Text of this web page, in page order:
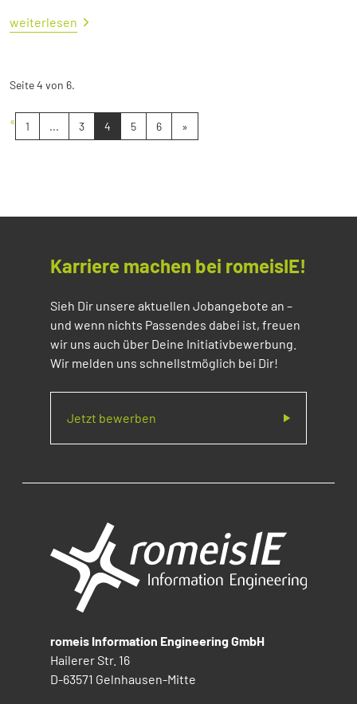
weiterlesen
Seite 4 von 6.
« 1 ... 3 4 5 6 »
Karriere machen bei romeisIE!
Sieh Dir unsere aktuellen Jobangebote an –
und wenn nichts Passendes dabei ist, freuen
wir uns auch über Deine Initiativbewerbung.
Wir melden uns schnellstmöglich bei Dir!
Jetzt bewerben
romeis Information Engineering GmbH
Hailerer Str. 16
D-63571 Gelnhausen-Mitte